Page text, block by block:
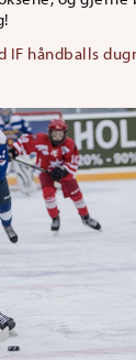
IF håndballs